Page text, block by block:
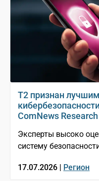
T2 признан
ComNews Research
Эксперты высоко
систему
17.07.2026 | Регион